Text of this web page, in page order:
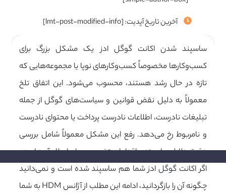
آخرین تاریخ آپدیت: [lmt-post-modified-info]
ساسپند شدن اکانت گوگل ادز یک مشکل بزرگ برای
کسب‌وکارها مخصوصاً کسب‌وکارهای نوپا یا مجموعه‌هایی که
تازه در حال رشد هستند، محسوب می‌شود. این اتفاق تلخ
معمولاً به دلیل نقض قوانین و سیاست‌های گوگل از جمله
تبلیغات نادرست، اطلاعات نادرست پرداخت یا محتوای نادرست
و نامربوط رخ می‌دهد. رفع این مشکل معمولاً شامل بررسی
دقیق دلایل ساسپند و اقدامات تخصصی برای اصلاح آن‌هاست.
اگر اکانت گوگل ادز شما هم ساسپند شده است و نمی‌دانید
چگونه آن را بازگردانید، ادامه این مطلب از آژانس HDM به شما